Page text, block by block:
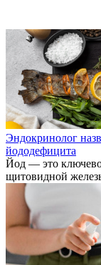
Эндокринолог
йододефицита
Йод — это
щитовидной